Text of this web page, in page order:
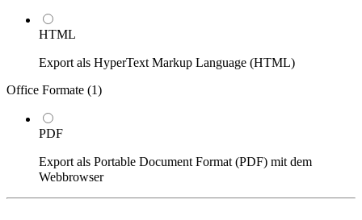
HTML
Export als HyperText Markup Language (HTML)
Office Formate (1)
PDF
Export als Portable Document Format (PDF) mit dem
Webbrowser